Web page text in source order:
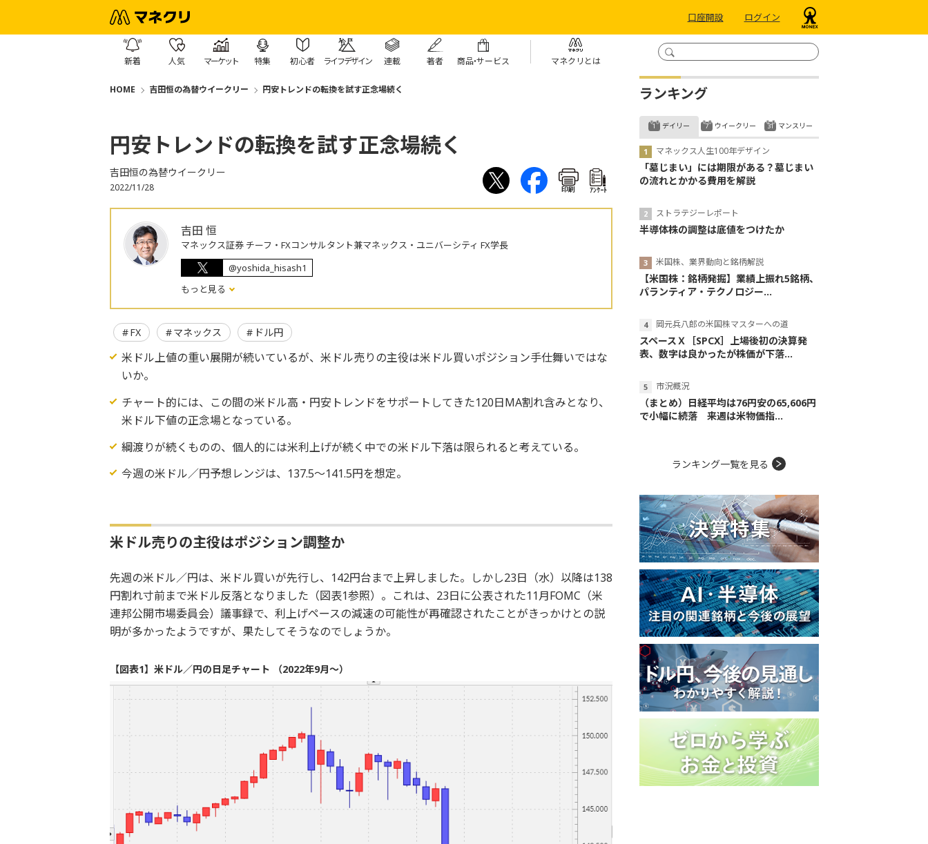
口座開設 ログイン
新着 人気 マーケット 特集 初心者 ライフデザイン 連載 著者 商品・サービス マネクリとは
HOME 吉田恒の為替ウイークリー 円安トレンドの転換を試す正念場続く
円安トレンドの転換を試す正念場続く
吉田恒の為替ウイークリー
2022/11/28 印刷 ｱﾝｹｰﾄ
吉田 恒
マネックス証券 チーフ・FXコンサルタント兼マネックス・ユニバーシティ FX学長
@yoshida_hisash1
もっと見る
FX マネックス ドル円
米ドル上値の重い展開が続いているが、米ドル売りの主役は米ドル買いポジション手仕舞いではな
いか。
チャート的には、この間の米ドル高・円安トレンドをサポートしてきた120日MA割れ含みとなり、
米ドル下値の正念場となっている。
綱渡りが続くものの、個人的には米利上げが続く中での米ドル下落は限られると考えている。
今週の米ドル／円予想レンジは、137.5～141.5円を想定。
米ドル売りの主役はポジション調整か
先週の米ドル／円は、米ドル買いが先行し、142円台まで上昇しました。しかし23日（水）以降は138
円割れ寸前まで米ドル反落となりました（図表1参照）。これは、23日に公表された11月FOMC（米
連邦公開市場委員会）議事録で、利上げペースの減速の可能性が再確認されたことがきっかけとの説
明が多かったようですが、果たしてそうなのでしょうか。
【図表1】米ドル／円の日足チャート （2022年9月～）
ランキング
デイリー
マネックス人生100年デザイン
「墓じまい」には期限がある？墓じまい
の流れとかかる費用を解説
ストラテジーレポート
半導体株の調整は底値をつけたか
米国株、業界動向と銘柄解説
【米国株：銘柄発掘】業績上振れ5銘柄、
パランティア・テクノロジー...
岡元兵八郎の米国株マスターへの道
スペースＸ［SPCX］上場後初の決算発
表、数字は良かったが株価が下落...
市況概況
（まとめ）日経平均は76円安の65,606円
で小幅に続落 来週は米物価指...
ウイークリー マンスリー
ランキング一覧を見る